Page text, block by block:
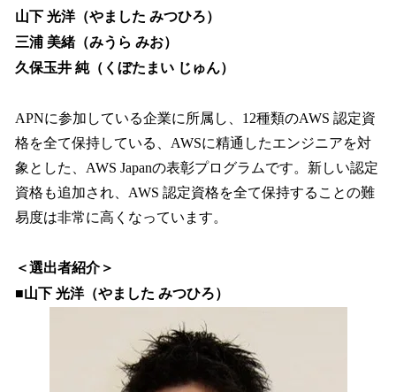
山下 光洋（やました みつひろ）
三浦 美緒（みうら みお）
久保玉井 純（くぼたまい じゅん）
APNに参加している企業に所属し、12種類のAWS 認定資
格を全て保持している、AWSに精通したエンジニアを対
象とした、AWS Japanの表彰プログラムです。新しい認定
資格も追加され、AWS 認定資格を全て保持することの難
易度は非常に高くなっています。
＜選出者紹介＞
■山下 光洋（やました みつひろ）